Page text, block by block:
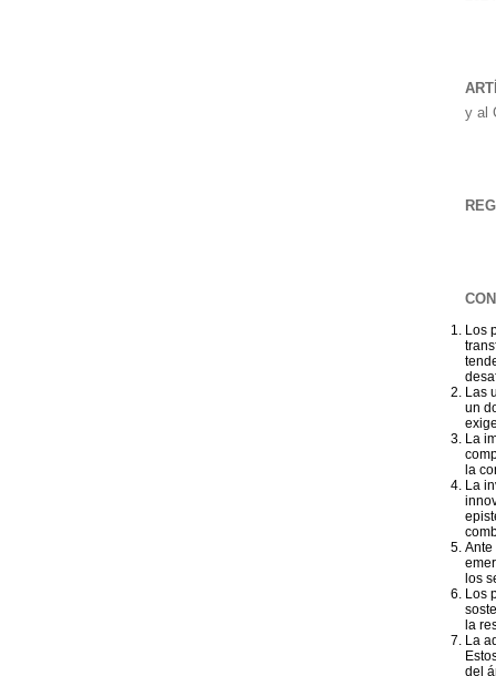
y al
Los
Las
un
La
la
La
Ante
los
Los
la
La
del